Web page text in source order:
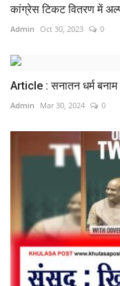
कांग्रेस टिकट वितरण में
Admin Oct 30, 2023 0
Article : सनातन धर्म बनाम
Admin Mar 30, 2024 0